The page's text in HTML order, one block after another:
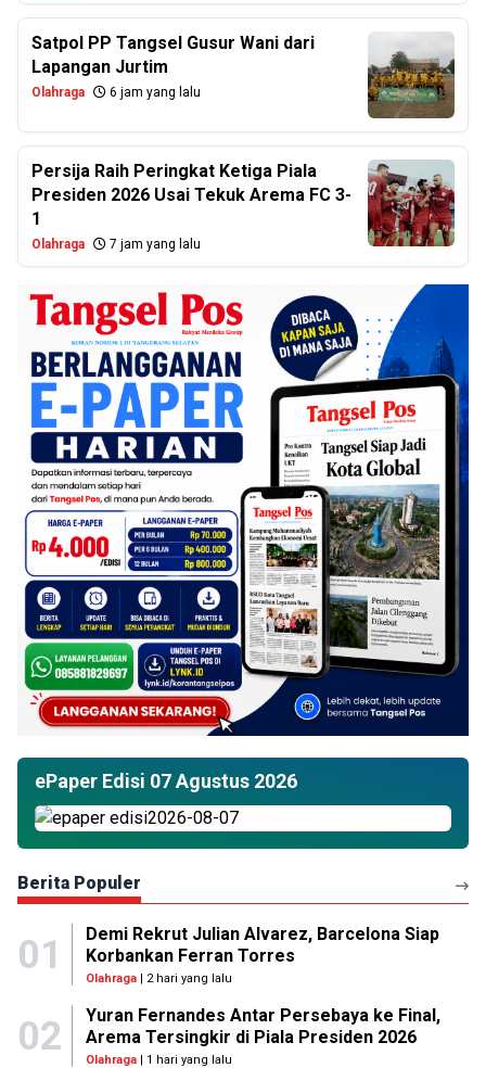
Satpol PP Tangsel Gusur Wani dari
Lapangan Jurtim
Olahraga 6 jam yang lalu
Persija Raih Peringkat Ketiga Piala
Presiden 2026 Usai Tekuk Arema FC 3-
1
Olahraga 7 jam yang lalu
ePaper Edisi 07 Agustus 2026
Berita Populer
01
Demi Rekrut Julian Alvarez, Barcelona Siap
Korbankan Ferran Torres
Olahraga| 2 hari yang lalu
02
Yuran Fernandes Antar Persebaya ke Final,
Arema Tersingkir di Piala Presiden 2026
Olahraga| 1 hari yang lalu